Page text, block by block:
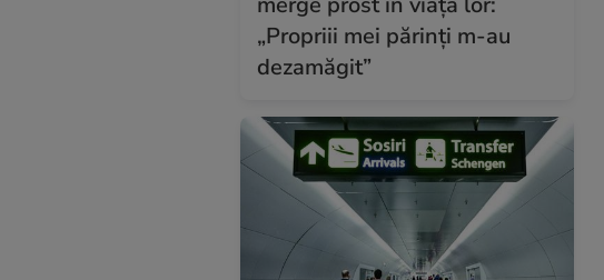
„Propriii mei părinți m-au
dezamăgit”